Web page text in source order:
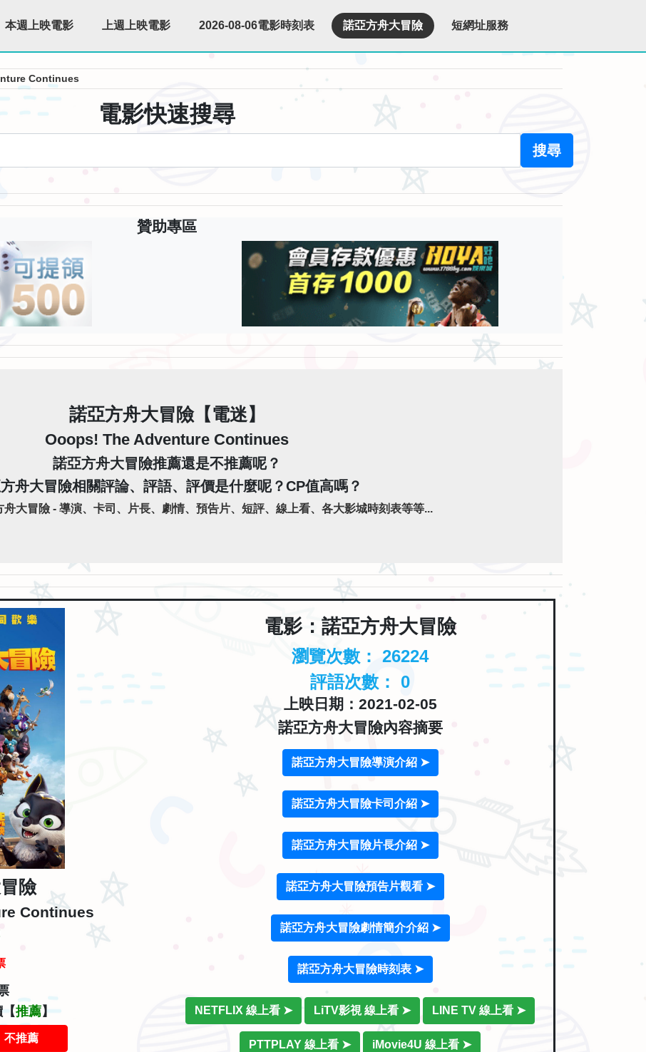
本週上映電影 上週上映電影 2026-08-06電影時刻表 諾亞方舟大冒險 短網址服務
Continues
電影快速搜尋
搜尋
贊助專區
諾亞方舟大冒險【電迷】
Ooops! The Adventure Continues
諾亞方舟大冒險推薦還是不推薦呢？
舟大冒險相關評論、評語、評價是什麼呢？CP值高嗎？
舟大冒險 - 導演、卡司、片長、劇情、預告片、短評、線上看、各大影城時刻表等等...
險
Continues
推薦】
不推薦
電影：諾亞方舟大冒險
瀏覽次數： 26224
評語次數： 0
上映日期：2021-02-05
諾亞方舟大冒險內容摘要
諾亞方舟大冒險導演介紹 ➤
諾亞方舟大冒險卡司介紹 ➤
諾亞方舟大冒險片長介紹 ➤
諾亞方舟大冒險預告片觀看 ➤
諾亞方舟大冒險劇情簡介介紹 ➤
諾亞方舟大冒險時刻表 ➤
NETFLIX 線上看 ➤ LiTV影視 線上看 ➤ LINE TV 線上看 ➤
PTTPLAY 線上看 ➤ iMovie4U 線上看 ➤